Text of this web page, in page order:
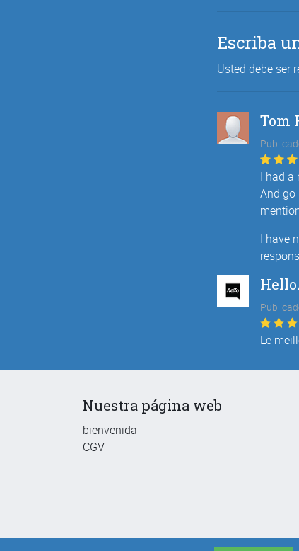
Escriba
Usted debe ser
Tom
I had a
And go
I have
Le
Nuestra página web
bienvenida
CGV